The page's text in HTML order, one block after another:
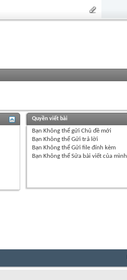
Quyền viết bài
Bạn Không thểgửi Chủ đề mới
Bạn Không thểGửi trả lời
Bạn Không thểGửi file đính kèm
Bạn Không thểSửa bài viết của mình